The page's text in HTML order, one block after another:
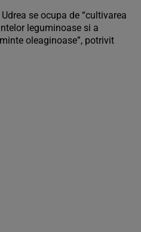
se ocupa de “cultivarea
leguminoase si a
oleaginoase”, potrivit